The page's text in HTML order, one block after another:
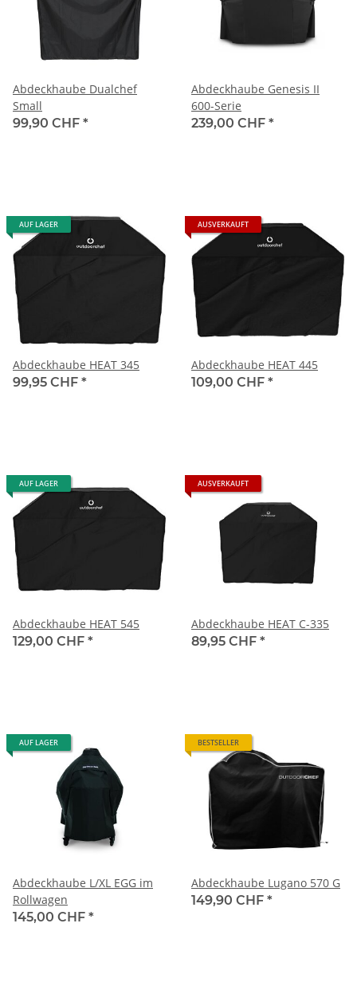
Abdeckhaube Dualchef
Small
99,90 CHF *
Abdeckhaube Genesis II
600-Serie
239,00 CHF *
AUF LAGER
Abdeckhaube HEAT 345
99,95 CHF *
AUSVERKAUFT
Abdeckhaube HEAT 445
109,00 CHF *
AUF LAGER
Abdeckhaube HEAT 545
129,00 CHF *
AUSVERKAUFT
Abdeckhaube HEAT C-335
89,95 CHF *
AUF LAGER
Abdeckhaube L/XL EGG im
Rollwagen
145,00 CHF *
BESTSELLER
Abdeckhaube Lugano 570 G
149,90 CHF *